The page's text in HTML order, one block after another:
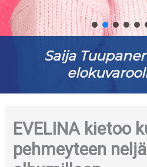
Saija
EVELINA kietoo
pehmeyteen